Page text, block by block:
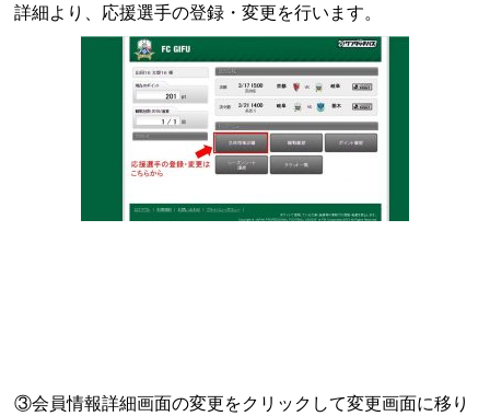
詳細より、応援選手の登録・変更を行います。
③会員情報詳細画面の変更をクリックして変更画面に移り